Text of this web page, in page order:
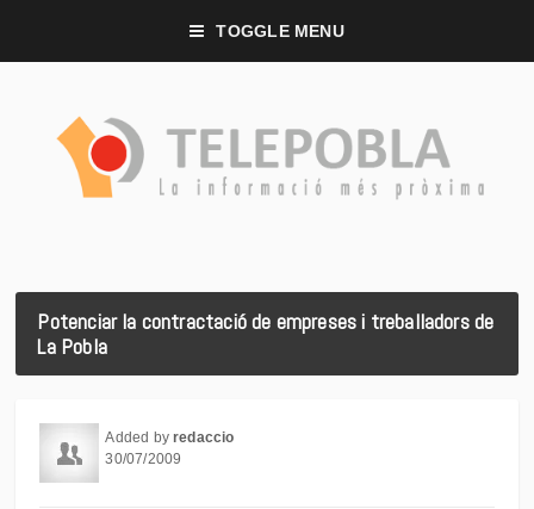
TOGGLE MENU
Potenciar la contractació de empreses i treballadors de
La Pobla
Added byredaccio
30/07/2009